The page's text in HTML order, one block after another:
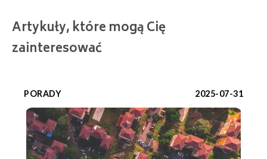
Artykuły, które mogą Cię
zainteresować
PORADY 2025-07-31